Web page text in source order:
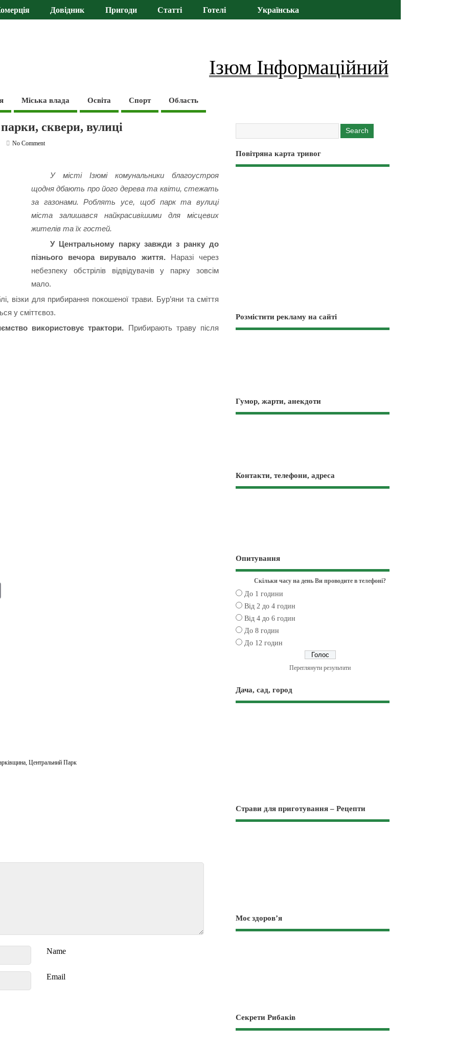
Довідник Пригоди Статті Готелі Українська
Ізюм Інформаційний
Міська влада Освіта Спорт Область
сквери, вулиці
No Comment
У місті Ізюмі комунальники благоустроя
щодня дбають про його дерева та квіти, стежать
за газонами. Роблять усе, щоб парк та вулиці
міста залишався найкрасивішими для місцевих
жителів та їх гостей.
У Центральному парку завжди з ранку до
пізнього вечора вирувало життя.Наразі через
небезпеку обстрілів відвідувачів у парку зовсім
мало.
візки для прибирання покошеної трави. Бур’яни та сміття
у сміттєвоз.
використовує трактори. Прибирають траву після
,Центральний Парк
Name
Email
Повітряна карта тривог
Розмістити рекламу на сайті
Гумор, жарти, анекдоти
Контакти, телефони, адреса
Опитування
Скільки часу на день Ви проводите в телефоні?
До 1 години
Від 2 до 4 годин
Від 4 до 6 годин
До 8 годин
До 12 годин
Переглянути результати
Дача, сад, город
Страви для приготування – Рецепти
Моє здоров’я
Секрети Рибаків